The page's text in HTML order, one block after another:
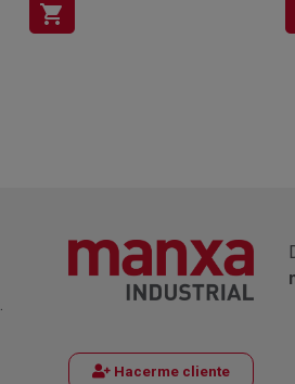
shopping_cart
Hacerme cliente